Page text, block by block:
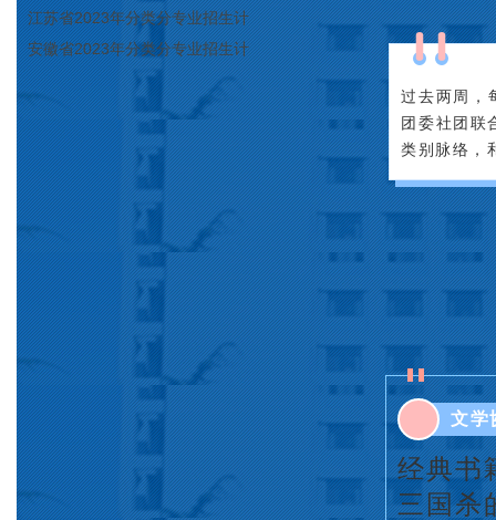
划（院校代号：5560）
江苏省2023年分类分专业招生计
划（院校代号：8931）
安徽省2023年分类分专业招生计
划（院校代号：2648）
过去两周，
团委社团联
类别脉络，
文学
经典书
三国杀